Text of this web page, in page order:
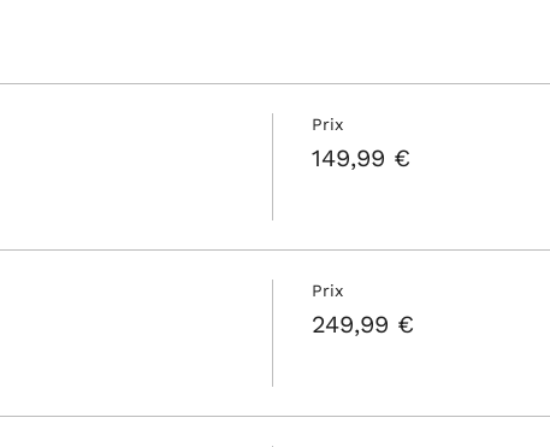
Prix
149,99 €
Prix
249,99 €